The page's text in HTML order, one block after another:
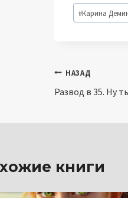
Метки
записи:
#Карина
по
НАЗАД
Развод в 35. Ну
книги